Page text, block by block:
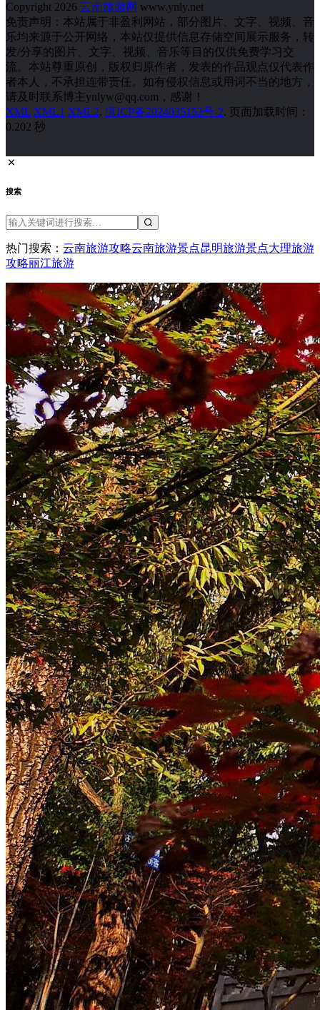
Copyright 2026 云南旅游网 www.ynly.net
免责声明：本站属于非盈利网站，部分图片、文字、视频、音
乐均来源于公开网络，本站仅提供信息存储空间展示服务，转
发/分享的图片、文字、视频、音乐等目的仅供免费学习交
流。本站尊重原创，版权归原作者，发表的作品观点仅代表作
者本人，不承担连带责任。如有侵权信息或用词不当的地方，
请及时联系博主ynlyw@qq.com，感谢！
XML XML1 XML2. 滇ICP备2024035152号-2. 页面加载时间：
0.202 秒
搜索
热门搜索： 云南旅游攻略云南旅游景点昆明旅游景点大理旅游
攻略丽江旅游